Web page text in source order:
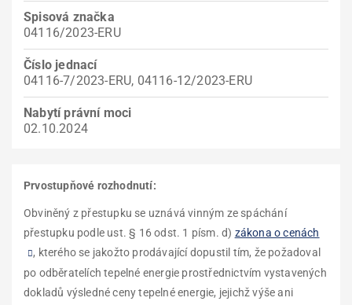
Spisová značka
04116/2023-ERU
Číslo jednací
04116-7/2023-ERU, 04116-12/2023-ERU
Nabytí právní moci
02.10.2024
Prvostupňové rozhodnutí:
Obviněný z přestupku se uznává vinným ze spáchání
přestupku podle ust. § 16 odst. 1 písm. d) zákona o cenách
, kterého se jakožto prodávající dopustil tím, že požadoval
po odběratelích tepelné energie prostřednictvím vystavených
dokladů výsledné ceny tepelné energie, jejichž výše ani